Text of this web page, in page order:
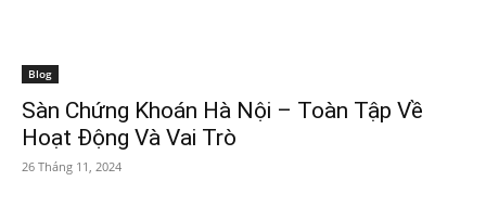
Blog
Sàn Chứng Khoán Hà Nội – Toàn Tập Về
Hoạt Động Và Vai Trò
26 Tháng 11, 2024